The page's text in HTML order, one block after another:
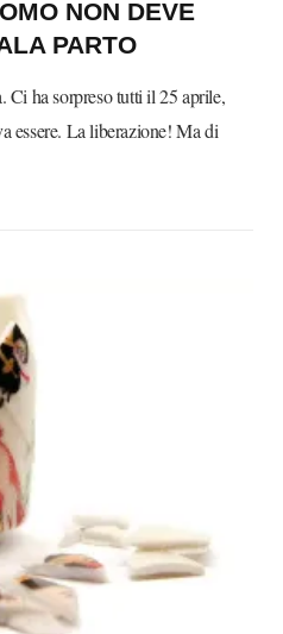
NON DEVE
PARTO
Ci ha sorpreso tutti il 25 aprile,
essere. La liberazione! Ma di